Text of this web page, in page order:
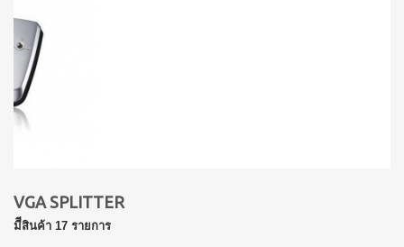
VGA SPLITTER
มีีสินค้า 17 รายการ